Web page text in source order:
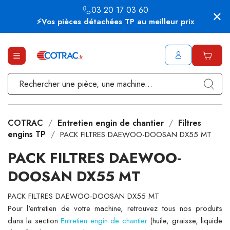
⚡Vos pièces détachées TP au meilleur prix
03 20 17 03 60
COTRAC Entretien engin de chantier
Filtres
engins TP
PACK FILTRES DAEWOO-DOOSAN DX55 MT
PACK FILTRES DAEWOO-
DOOSAN DX55 MT
PACK FILTRES DAEWOO-DOOSAN DX55 MT
Pour l'entretien de votre machine, retrouvez tous nos produits
dans la sectionEntretien engin de chantier(huile, graisse, liquide